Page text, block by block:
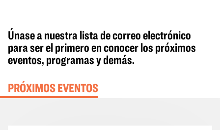
Únase a nuestra lista de correo electrónico
para ser el primero en conocer los próximos
eventos, programas y demás.
PRÓXIMOS EVENTOS